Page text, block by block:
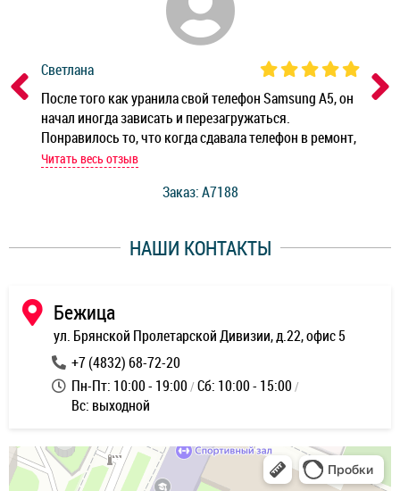
Светлана
После того как уранила свой телефон Samsung A5, он
начал иногда зависать и перезагружаться.
Понравилось то, что когда сдавала телефон в ремонт,
мастер при мне сделал быструю диагностику и сказал
работы и оперативность!
Читать весь отзыв
Заказ: A7188
НАШИ КОНТАКТЫ
Бежица
ул. Брянской Пролетарской Дивизии, д.22, офис 5
+7 (4832) 68-72-20
Пн-Пт: 10:00 - 19:00 Сб: 10:00 - 15:00
Вс: выходной